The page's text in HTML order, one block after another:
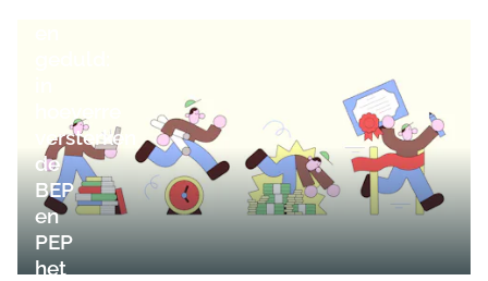
versterken
de
BEP
en
PEP
het